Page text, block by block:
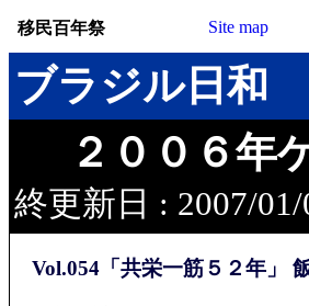
移民百年祭 Site map
ブラジル日和
２００６年
終更新日 : 2007/01/
Vol.054「共栄一筋５２年」